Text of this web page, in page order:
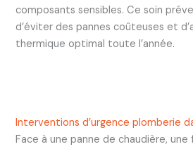
composants sensibles. Ce soin
d’éviter des pannes coûteuses et
thermique optimal toute l’année.
Interventions d’urgence plomberie
Face à une panne de chaudière, une